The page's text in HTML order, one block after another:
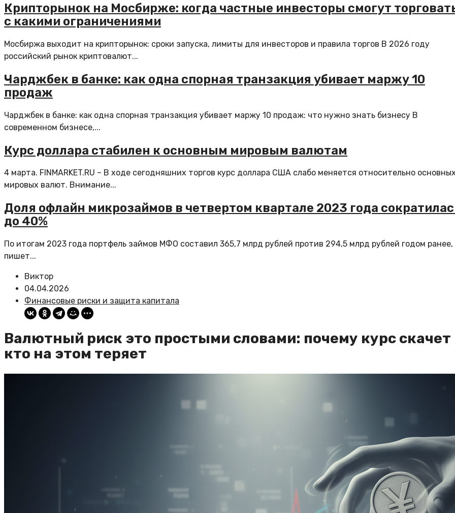
Крипторынок на Мосбирже: когда частные инвесторы смогут
с какими ограничениями
Мосбиржа выходит на крипторынок: сроки запуска, лимиты для инвесторов и правила торгов В 2026 году
российский рынок криптовалют...
Чарджбек в банке: как одна спорная транзакция убивает маржу 10
продаж
Чарджбек в банке: как одна спорная транзакция убивает маржу 10 продаж: что нужно знать бизнесу В
современном бизнесе,...
Курс доллара стабилен к основным мировым валютам
4 марта. FINMARKET.RU – В ходе сегодняшних торгов курс доллара США слабо меняется относительно
мировых валют. Внимание...
Доля офлайн микрозаймов в четвертом квартале 2023 года
до 40%
По итогам 2023 года портфель займов МФО составил 365,7 млрд рублей против 294,5 млрд рублей годом ранее,
пишет...
Виктор
04.04.2026
Финансовые риски и защита капитала
Валютный риск это простыми словами: почему курс скачет
кто на этом теряет